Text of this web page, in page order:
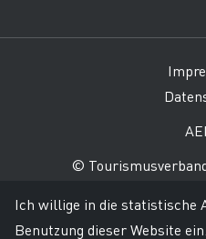
©
Ich willige in die statistische
Benutzung dieser Website ein.